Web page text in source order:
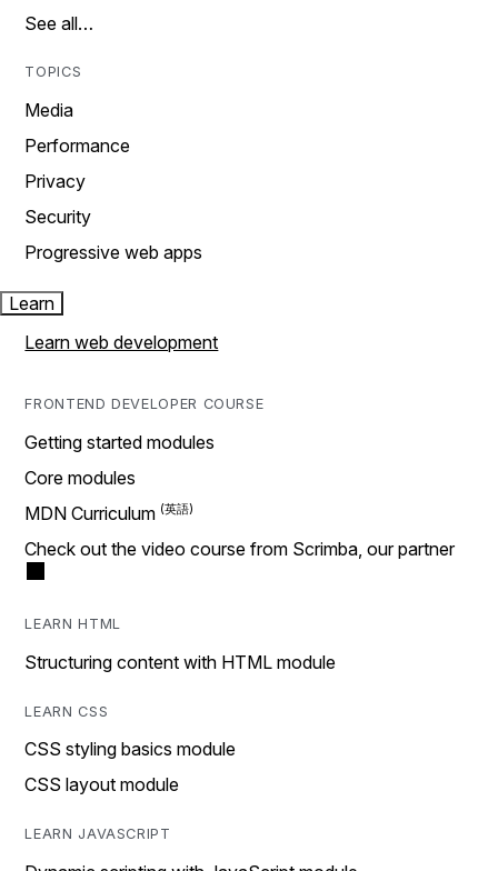
See all…
TOPICS
Media
Performance
Privacy
Security
Progressive web apps
Learn
Learn web development
FRONTEND DEVELOPER COURSE
Getting started modules
Core modules
MDN Curriculum
Check out the video course from Scrimba, our partner
LEARN HTML
Structuring content with HTML module
LEARN CSS
CSS styling basics module
CSS layout module
LEARN JAVASCRIPT